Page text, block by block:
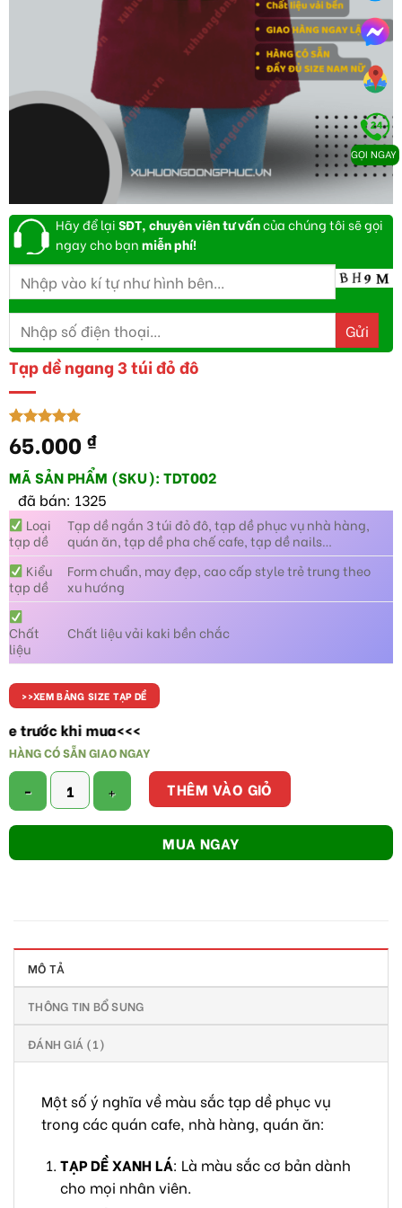
Hãy để lạiSĐT, chuyên viên tư vấncủa chúng tôi sẽ gọi
ngay cho bạnmiễn phí!
Tạp dề ngang 3 túi đỏ đô
5.00 trên 5
dựa trên
1
đánh giá
65.000 ₫
MÃ SẢN PHẨM (SKU): TDT002
đã bán: 1325
Loại
tạp dề
Tạp dề ngắn 3 túi đỏ đô, tạp dề phục vụ nhà hàng,
quán ăn, tạp dề pha chế cafe, tạp dề nails…
Kiểu
tạp dề
Form chuẩn, may đẹp, cao cấp style trẻ trung theo
xu hướng
Chất
liệu
Chất liệu vải kaki bền chắc
>>XEM BẢNG SIZE TẠP DỀ
khi mua<<<
HÀNG CÓ SẴN GIAO NGAY
Tạp dề ngang 3 túi đỏ đô số lượngTHÊM VÀO GIỎ
MUA NGAY
MÔ TẢ
THÔNG TIN BỔ SUNG
ĐÁNH GIÁ (1)
Một số ý nghĩa về màu sắc tạp dề phục vụ
trong các quán cafe, nhà hàng, quán ăn:
TẠP DỀ XANH LÁ: Là màu sắc cơ bản dành
cho mọi nhân viên.
GỌI NGAY